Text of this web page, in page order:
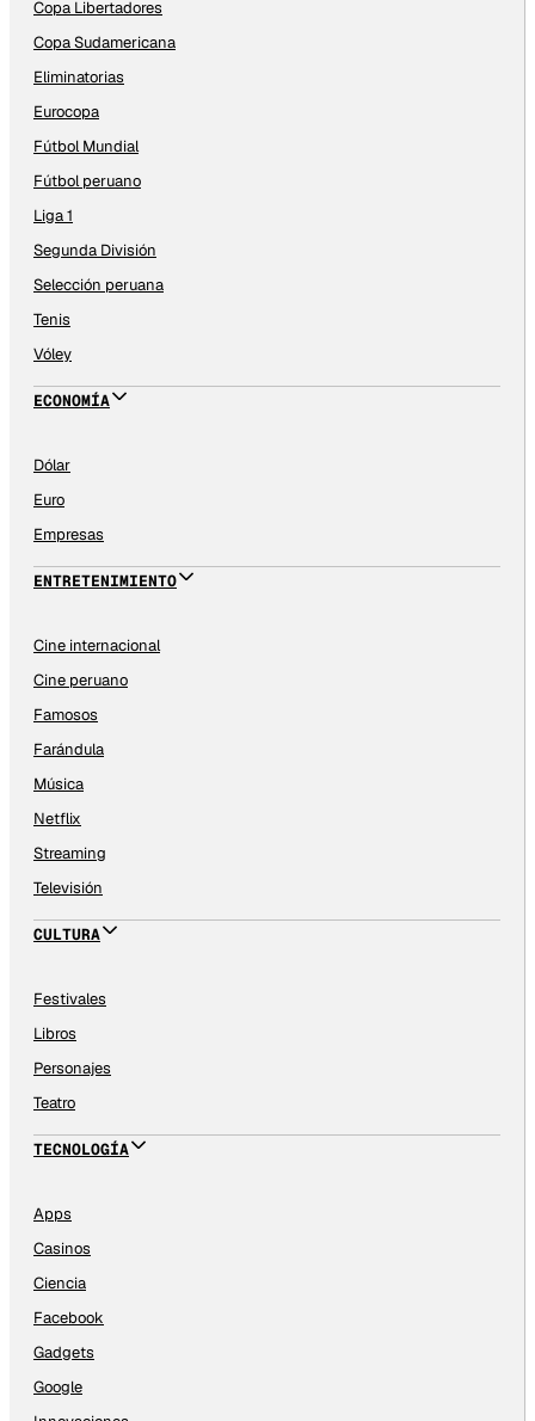
Copa Libertadores
Copa Sudamericana
Eliminatorias
Eurocopa
Fútbol Mundial
Fútbol peruano
Liga 1
Segunda División
Selección peruana
Tenis
Vóley
ECONOMÍA
Dólar
Euro
Empresas
ENTRETENIMIENTO
Cine internacional
Cine peruano
Famosos
Farándula
Música
Netflix
Streaming
Televisión
CULTURA
Festivales
Libros
Personajes
Teatro
TECNOLOGÍA
Apps
Casinos
Ciencia
Facebook
Gadgets
Google